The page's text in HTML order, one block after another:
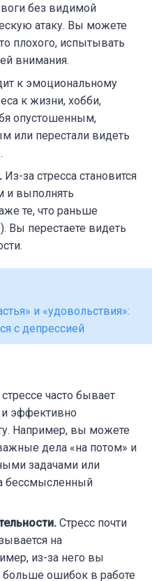
без видимой
атаку. Вы можете
плохого, испытывать
внимания.
к эмоциональному
к жизни, хобби,
опустошенным,
или перестали видеть
Из-за стресса становится
и выполнять
те, что раньше
Вы перестаете видеть
и «удовольствия»:
с депрессией
часто бывает
и эффективно
Например, вы можете
дела «на потом» и
задачами или
бессмысленный
Стресс почти
на
из-за него вы
больше ошибок в работе